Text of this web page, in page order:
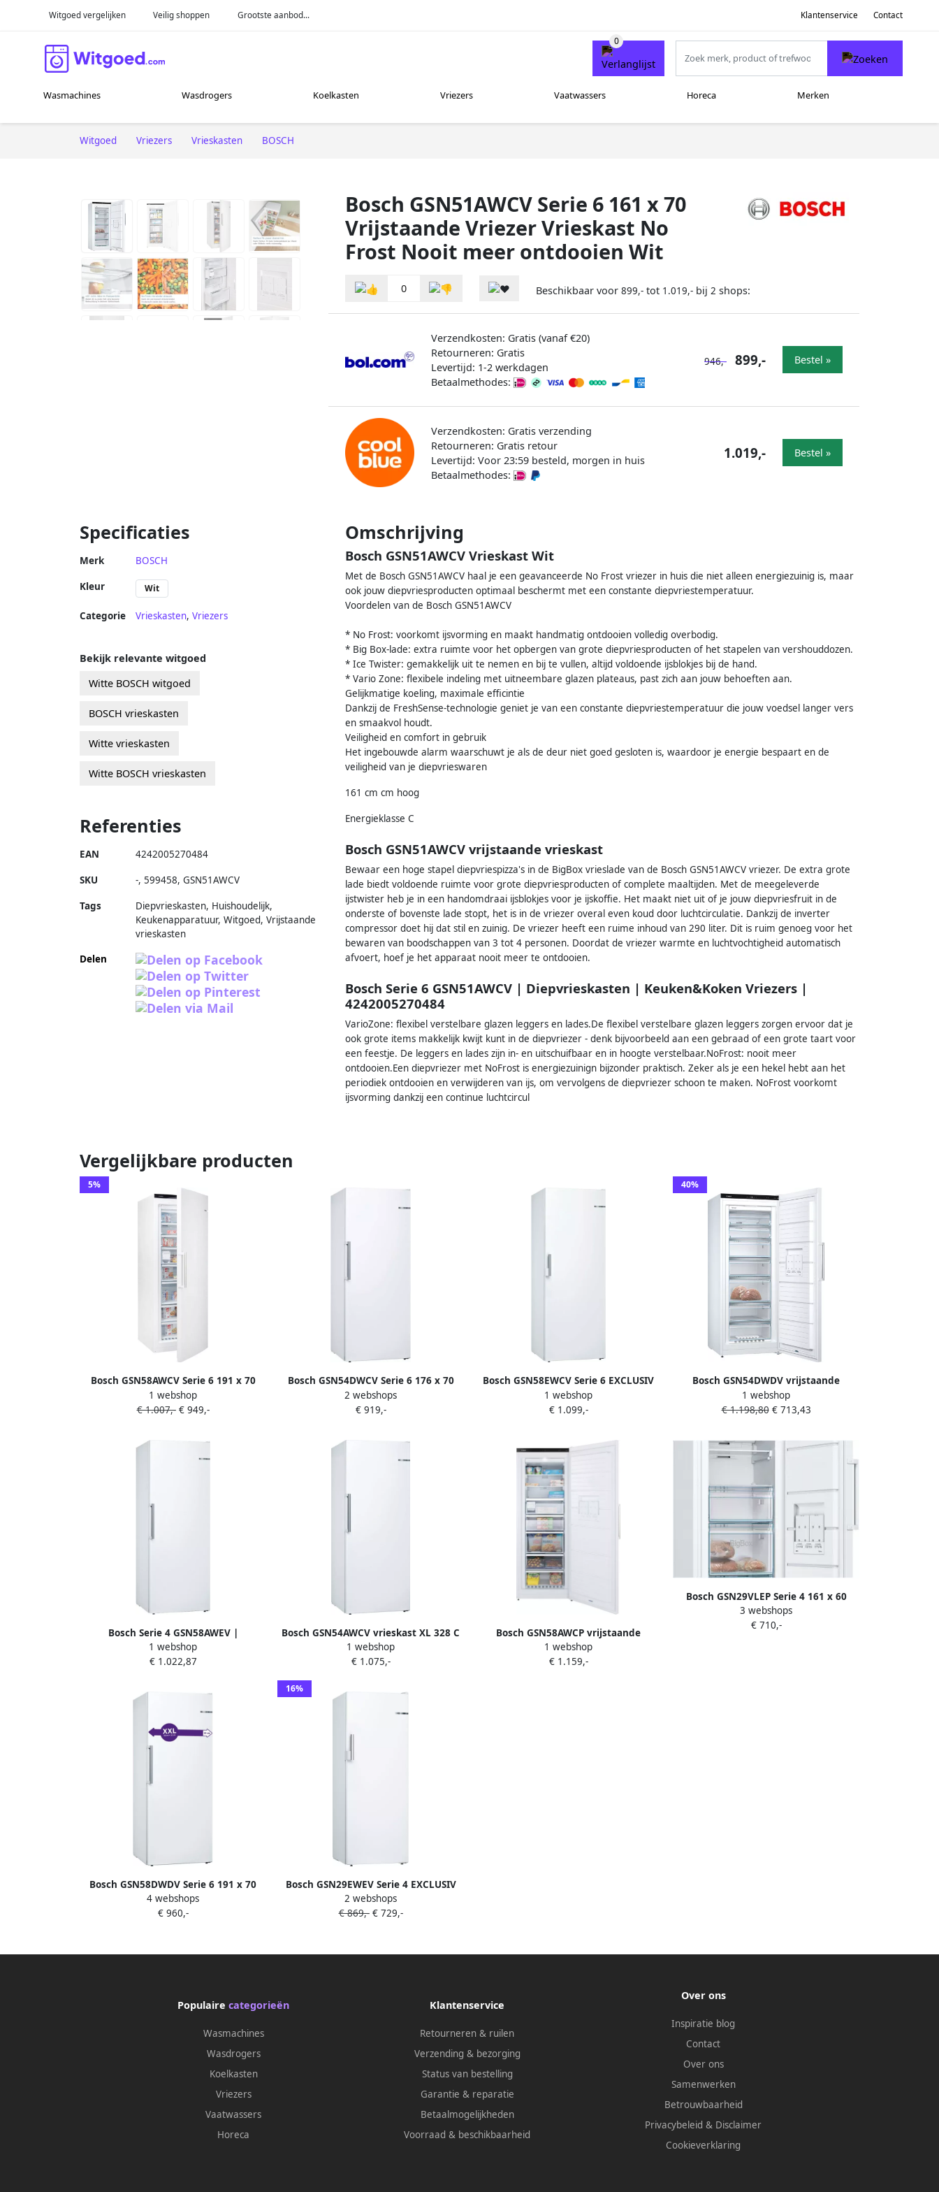
Witgoed vergelijken Veilig shoppen Grootste aanbod... Klantenservice Contact
Wasmachines Wasdrogers Koelkasten Vriezers Vaatwassers Horeca Merken
Witgoed Vriezers Vrieskasten BOSCH
Bosch GSN51AWCV Serie 6 161 x 70
Vrijstaande Vriezer Vrieskast No
Frost Nooit meer ontdooien Wit
0 Beschikbaar voor 899,- tot 1.019,- bij 2 shops:
Verzendkosten: Gratis (vanaf €20)
Retourneren: Gratis
Levertijd: 1-2 werkdagen
Betaalmethodes:
946,- 899,- Bestel »
Verzendkosten: Gratis verzending
Retourneren: Gratis retour
Levertijd: Voor 23:59 besteld, morgen in huis
Betaalmethodes:
1.019,- Bestel »
Specificaties
Merk BOSCH
Kleur Wit
Categorie Vrieskasten, Vriezers
Omschrijving
Bosch GSN51AWCV Vrieskast Wit
Met de Bosch GSN51AWCV haal je een geavanceerde No Frost vriezer in huis die niet alleen energiezuinig is, maar
ook jouw diepvriesproducten optimaal beschermt met een constante diepvriestemperatuur.
Voordelen van de Bosch GSN51AWCV
* No Frost: voorkomt ijsvorming en maakt handmatig ontdooien volledig overbodig.
* Big Box-lade: extra ruimte voor het opbergen van grote diepvriesproducten of het stapelen van vershouddozen.
* Ice Twister: gemakkelijk uit te nemen en bij te vullen, altijd voldoende ijsblokjes bij de hand.
* Vario Zone: flexibele indeling met uitneembare glazen plateaus, past zich aan jouw behoeften aan.
Gelijkmatige koeling, maximale efficintie
Dankzij de FreshSense-technologie geniet je van een constante diepvriestemperatuur die jouw voedsel langer vers
en smaakvol houdt.
Veiligheid en comfort in gebruik
Het ingebouwde alarm waarschuwt je als de deur niet goed gesloten is, waardoor je energie bespaart en de
veiligheid van je diepvrieswaren
161 cm cm hoog
Energieklasse C
Bosch GSN51AWCV vrijstaande vrieskast
Bewaar een hoge stapel diepvriespizza's in de BigBox vrieslade van de Bosch GSN51AWCV vriezer. De extra grote
lade biedt voldoende ruimte voor grote diepvriesproducten of complete maaltijden. Met de meegeleverde
ijstwister heb je in een handomdraai ijsblokjes voor je ijskoffie. Het maakt niet uit of je jouw diepvriesfruit in de
onderste of bovenste lade stopt, het is in de vriezer overal even koud door luchtcirculatie. Dankzij de inverter
compressor doet hij dat stil en zuinig. De vriezer heeft een ruime inhoud van 290 liter. Dit is ruim genoeg voor het
bewaren van boodschappen van 3 tot 4 personen. Doordat de vriezer warmte en luchtvochtigheid automatisch
afvoert, hoef je het apparaat nooit meer te ontdooien.
Bosch Serie 6 GSN51AWCV | Diepvrieskasten | Keuken&Koken Vriezers |
4242005270484
VarioZone: flexibel verstelbare glazen leggers en lades.De flexibel verstelbare glazen leggers zorgen ervoor dat je
ook grote items makkelijk kwijt kunt in de diepvriezer - denk bijvoorbeeld aan een gebraad of een grote taart voor
een feestje. De leggers en lades zijn in- en uitschuifbaar en in hoogte verstelbaar.NoFrost: nooit meer
ontdooien.Een diepvriezer met NoFrost is energiezuinign bijzonder praktisch. Zeker als je een hekel hebt aan het
periodiek ontdooien en verwijderen van ijs, om vervolgens de diepvriezer schoon te maken. NoFrost voorkomt
ijsvorming dankzij een continue luchtcircul
Bekijk relevante witgoed
Witte BOSCH witgoed
BOSCH vrieskasten
Witte vrieskasten
Witte BOSCH vrieskasten
Referenties
EAN 4242005270484
SKU -, 599458, GSN51AWCV
Tags
Diepvrieskasten, Huishoudelijk,
Keukenapparatuur, Witgoed, Vrijstaande
vrieskasten
Delen
Vergelijkbare producten
5%
Bosch GSN58AWCV Serie 6 191 x 70
Vrijstaande Vriezer Vrieskast No Frost
Nooit meer ontdooien Wit Energielabel
1 webshop
€ 1.007,-€ 949,-
Bosch GSN54DWCV Serie 6 176 x 70
Vrijstaande Vriezer Vrieskast No Frost
Nooit meer ontdooien Wit
2 webshops
€ 919,-
Bosch GSN58EWCV Serie 6 EXCLUSIV
Vriezer
1 webshop
€ 1.099,-
40%
Bosch GSN54DWDV vrijstaande
vrieskast
1 webshop
€ 1.198,80€ 713,43
Bosch Serie 4 GSN58AWEV |
Diepvrieskasten | Keuken&Koken
Vriezers | 4242005191109
1 webshop
€ 1.022,87
Bosch GSN54AWCV vrieskast XL 328 C
Wit NoFrost
1 webshop
€ 1.075,-
Bosch GSN58AWCP vrijstaande
vrieskast
1 webshop
€ 1.159,-
Bosch GSN29VLEP Serie 4 161 x 60
Vrijstaande Vriezer Vrieskast No Frost
Nooit meer ontdooien Wit
3 webshops
€ 710,-
Bosch GSN58DWDV Serie 6 191 x 70
Vrijstaande Vriezer Vrieskast No Frost
Nooit meer ontdooien Wit
4 webshops
€ 960,-
16%
Bosch GSN29EWEV Serie 4 EXCLUSIV
Vrieskast
2 webshops
€ 869,-€ 729,-
Populaire categorieën
Wasmachines
Wasdrogers
Koelkasten
Vriezers
Vaatwassers
Horeca
Klantenservice
Retourneren & ruilen
Verzending & bezorging
Status van bestelling
Garantie & reparatie
Betaalmogelijkheden
Voorraad & beschikbaarheid
Over ons
Inspiratie blog
Contact
Over ons
Samenwerken
Betrouwbaarheid
Privacybeleid & Disclaimer
Cookieverklaring